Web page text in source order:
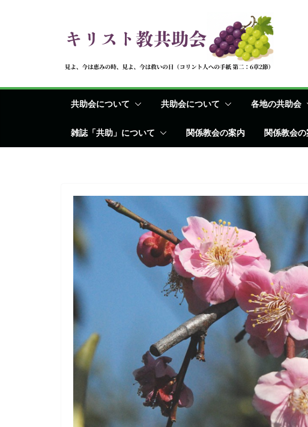
へ
共助会について 共助会について 各地の共助会
雑誌「共助」について 関係教会の案内 関係教会